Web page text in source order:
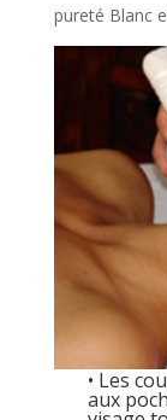
pureté Blanc
• Les
aux